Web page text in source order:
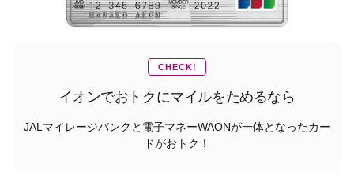
CHECK!
イオンでおトクにマイルをためるなら
JALマイレージバンクと電子マネーWAONが一体となったカー
ドがおトク！